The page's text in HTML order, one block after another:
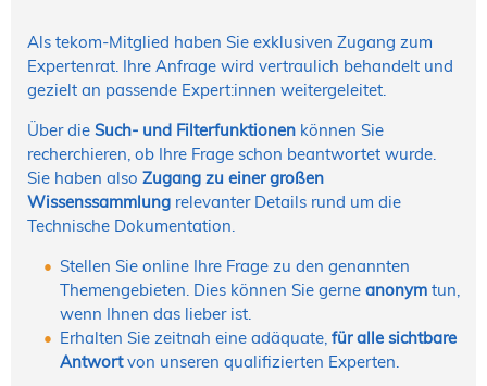
Als tekom-Mitglied haben Sie exklusiven Zugang zum
Expertenrat. Ihre Anfrage wird vertraulich behandelt und
gezielt an passende Expert:innen weitergeleitet.
Über die Such- und Filterfunktionen können Sie
recherchieren, ob Ihre Frage schon beantwortet wurde.
Sie haben also Zugang zu einer großen
Wissenssammlung relevanter Details rund um die
Technische Dokumentation.
Stellen Sie online Ihre Frage zu den genannten
Themengebieten. Dies können Sie gerne anonym tun,
wenn Ihnen das lieber ist.
Erhalten Sie zeitnah eine adäquate, für alle sichtbare
Antwortvon unseren qualifizierten Experten.